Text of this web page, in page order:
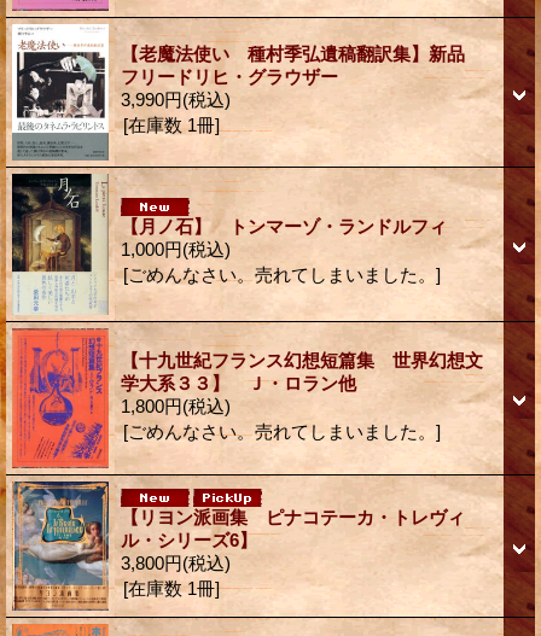
【老魔法使い 種村季弘遺稿翻訳集】新品
フリードリヒ・グラウザー
3,990円(税込)
[在庫数 1冊]
【月ノ石】 トンマーゾ・ランドルフィ
1,000円(税込)
[ごめんなさい。売れてしまいました。]
【十九世紀フランス幻想短篇集 世界幻想文
学大系３３】 Ｊ・ロラン他
1,800円(税込)
[ごめんなさい。売れてしまいました。]
【リヨン派画集 ピナコテーカ・トレヴィ
ル・シリーズ6】
3,800円(税込)
[在庫数 1冊]